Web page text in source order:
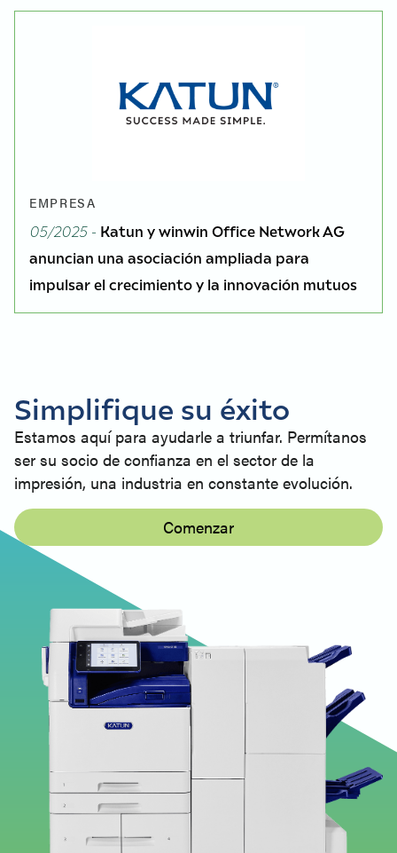
EMPRESA
05/2025 - Katun y winwin Office Network AG
anuncian una asociación ampliada para
impulsar el crecimiento y la innovación mutuos
Simplifique su éxito
Estamos aquí para ayudarle a triunfar. Permítanos
ser su socio de confianza en el sector de la
impresión, una industria en constante evolución.
Comenzar